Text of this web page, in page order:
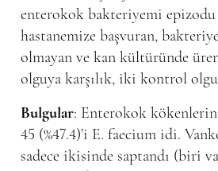
enterokok bakteriyemi epizodu
hastanemize başvuran,
olmayan ve kan kültüründe
olguya karşılık, iki kontrol
Bulgular: Enterokok
45 (%47.4)’i E. faecium idi.
sadece ikisinde saptandı (biri